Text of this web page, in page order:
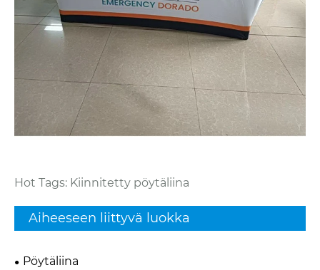
Hot Tags: Kiinnitetty pöytäliina
Aiheeseen liittyvä luokka
Pöytäliina